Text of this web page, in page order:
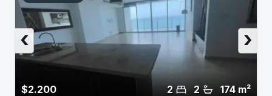
$2.200 174 m²
2
2
›
‹